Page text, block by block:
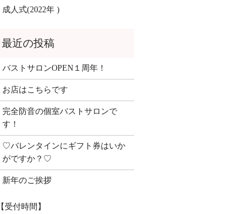
成人式(2022年 )
バストサロンOPEN１周年！
お店はこちらです
完全防音の個室バストサロンで
す！
♡バレンタインにギフト券はいか
がですか？♡
新年のご挨拶
【受付時間】